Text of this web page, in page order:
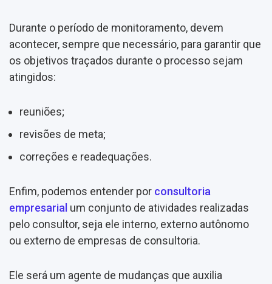
Durante o período de monitoramento, devem
acontecer, sempre que necessário, para garantir que
os objetivos traçados durante o processo sejam
atingidos:
reuniões;
revisões de meta;
correções e readequações.
Enfim, podemos entender por consultoria
empresarial um conjunto de atividades realizadas
pelo consultor, seja ele interno, externo autônomo
ou externo de empresas de consultoria.
Ele será um agente de mudanças que auxilia